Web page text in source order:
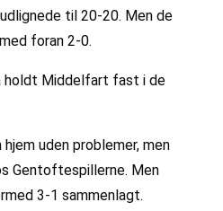
til 20-20. Men de
foran 2-0.
holdt Middelfart fast i de
uden problemer, men
Gentoftespillerne. Men
3-1 sammenlagt.